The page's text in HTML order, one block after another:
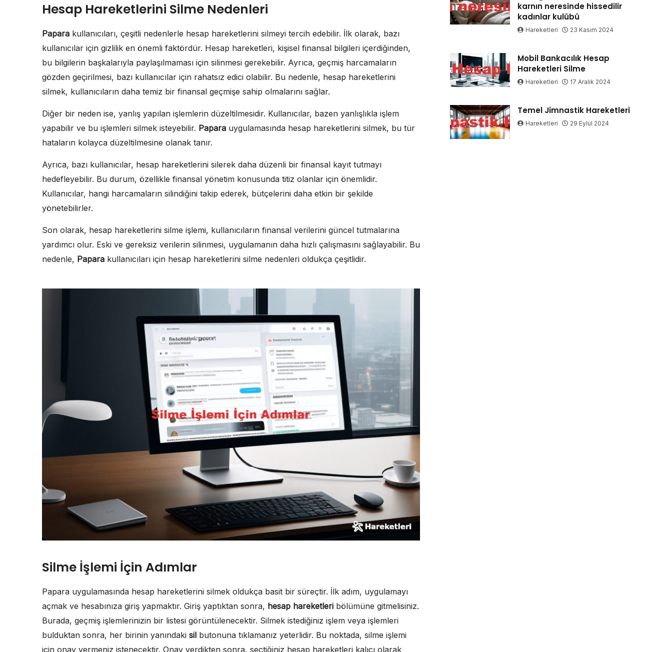
Hesap Hareketlerini Silme Nedenleri
Papara kullanıcıları, çeşitli nedenlerle hesap hareketlerini silmeyi tercih edebilir. İlk olarak, bazı
kullanıcılar için gizlilik en önemli faktördür. Hesap hareketleri, kişisel finansal bilgileri içerdiğinden,
bu bilgilerin başkalarıyla paylaşılmaması için silinmesi gerekebilir. Ayrıca, geçmiş harcamaların
gözden geçirilmesi, bazı kullanıcılar için rahatsız edici olabilir. Bu nedenle, hesap hareketlerini
silmek, kullanıcıların daha temiz bir finansal geçmişe sahip olmalarını sağlar.
Diğer bir neden ise, yanlış yapılan işlemlerin düzeltilmesidir. Kullanıcılar, bazen yanlışlıkla işlem
yapabilir ve bu işlemleri silmek isteyebilir. Papara uygulamasında hesap hareketlerini silmek, bu tür
hataların kolayca düzeltilmesine olanak tanır.
Ayrıca, bazı kullanıcılar, hesap hareketlerini silerek daha düzenli bir finansal kayıt tutmayı
hedefleyebilir. Bu durum, özellikle finansal yönetim konusunda titiz olanlar için önemlidir.
Kullanıcılar, hangi harcamaların silindiğini takip ederek, bütçelerini daha etkin bir şekilde
yönetebilirler.
Son olarak, hesap hareketlerini silme işlemi, kullanıcıların finansal verilerini güncel tutmalarına
yardımcı olur. Eski ve gereksiz verilerin silinmesi, uygulamanın daha hızlı çalışmasını sağlayabilir. Bu
nedenle, Papara kullanıcıları için hesap hareketlerini silme nedenleri oldukça çeşitlidir.
Silme İşlemi İçin Adımlar
Papara uygulamasında hesap hareketlerini silmek oldukça basit bir süreçtir. İlk adım, uygulamayı
açmak ve hesabınıza giriş yapmaktır. Giriş yaptıktan sonra, hesap hareketleri bölümüne gitmelisiniz.
Burada, geçmiş işlemlerinizin bir listesi görüntülenecektir. Silmek istediğiniz işlem veya işlemleri
bulduktan sonra, her birinin yanındaki sil butonuna tıklamanız yeterlidir. Bu noktada, silme işlemi
için onay vermeniz istenecektir. Onay verdikten sonra, seçtiğiniz hesap hareketleri kalıcı olarak
karnın neresinde hissedilir
kadınlar kulübü
Hareketleri 23 Kasım 2024
Mobil Bankacılık Hesap
Hareketleri Silme
Hareketleri 17 Aralık 2024
Temel Jimnastik Hareketleri
Hareketleri 29 Eylül 2024